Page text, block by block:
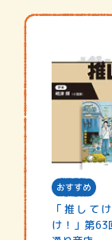
おすすめ
「推して
け！」第